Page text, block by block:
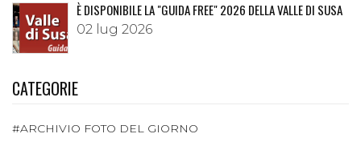
È DISPONIBILE LA "GUIDA FREE" 2026 DELLA VALLE DI SUSA
02 lug 2026
CATEGORIE
#ARCHIVIO FOTO DEL GIORNO